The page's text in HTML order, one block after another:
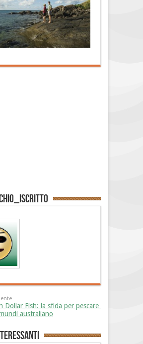
Dollar Fish: la sfida per pescare il
australiano